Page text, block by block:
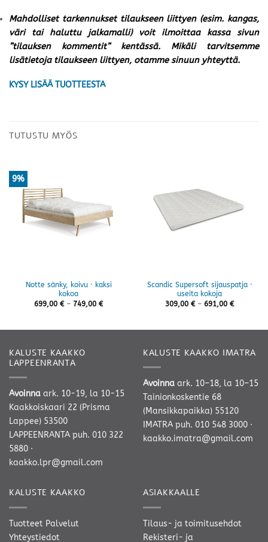
Mahdolliset tarkennukset tilaukseen liittyen (esim. kangas,
väri tai haluttu jalkamalli) voit ilmoittaa kassa sivun
”tilauksen kommentit” kentässä. Mikäli tarvitsemme
lisätietoja tilaukseen liittyen, otamme sinuun yhteyttä.
KYSY LISÄÄ TUOTTEESTA
TUTUSTU MYÖS
9%
Notte sänky, koivu · kaksi
kokoa
699,00 € – 749,00 €Hintaluokka:
Scandic Supersoft sijauspatja ·
useita kokoja
309,00 € – 691,00 €
KALUSTE KAAKKO
LAPPEENRANTA
Avoinna ark. 10-19, la 10-15
Kaakkoiskaari 22 (Prisma
Lappee) 53500
LAPPEENRANTA puh. 010 322
5880 ·
kaakko.lpr@gmail.com
KALUSTE KAAKKO IMATRA
Avoinna ark. 10–18, la 10–15
Tainionkoskentie 68
(Mansikkapaikka) 55120
IMATRA puh. 010 548 3000 ·
kaakko.imatra@gmail.com
KALUSTE KAAKKO
Tuotteet Palvelut
Yhteystiedot
ASIAKKAALLE
Tilaus- ja toimitusehdot
Rekisteri- ja